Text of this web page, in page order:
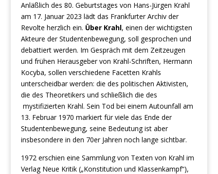
Anläßlich des 80. Geburtstages von Hans-Jürgen Krahl
am 17. Januar 2023 lädt das Frankfurter Archiv der
Revolte herzlich ein. Über Krahl, einen der wichtigsten
Akteure der Studentenbewegung, soll gesprochen und
debattiert werden. Im Gespräch mit dem Zeitzeugen
und frühen Herausgeber von Krahl-Schriften, Hermann
Kocyba, sollen verschiedene Facetten Krahls
unterscheidbar werden: die des politischen Aktivisten,
die des Theoretikers und schließlich die des
mystifizierten Krahl. Sein Tod bei einem Autounfall am
13. Februar 1970 markiert für viele das Ende der
Studentenbewegung, seine Bedeutung ist aber
insbesondere in den 70er Jahren noch lange sichtbar.
1972 erschien eine Sammlung von Texten von Krahl im
Verlag Neue Kritik („Konstitution und Klassenkampf“),